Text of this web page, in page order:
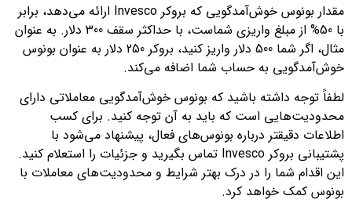
مقدار بونوس خوش‌آمدگویی که بروکر Invesco ارائه می‌دهد، برابر
با 50% از مبلغ واریزی شماست، با حداکثر سقف 300 دلار. به عنوان
مثال، اگر شما 500 دلار واریز کنید، بروکر 250 دلار به عنوان بونوس
خوش‌آمدگویی به حساب شما اضافه می‌کند.
لطفاً توجه داشته باشید که بونوس خوش‌آمدگویی معاملاتی دارای
محدودیت‌هایی است که باید به آن توجه کنید. برای کسب
اطلاعات دقیقتر درباره بونوس‌های فعال، پیشنهاد می‌شود با
پشتیبانی بروکر Invesco تماس بگیرید و جزئیات را استعلام کنید.
این اقدام شما را در درک بهتر شرایط و محدودیت‌های معاملات با
بونوس کمک خواهد کرد.